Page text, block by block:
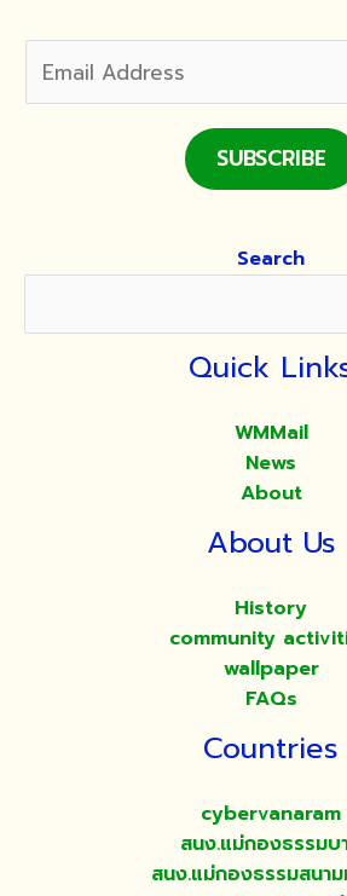
SUBSCRIBE
Search
Quick
WMMail
News
About
About Us
History
community
wallpaper
FAQs
Countries
cybervanaram
สนง.แม่กองธรรมบ
สนง.แม่กองธรรมสนา